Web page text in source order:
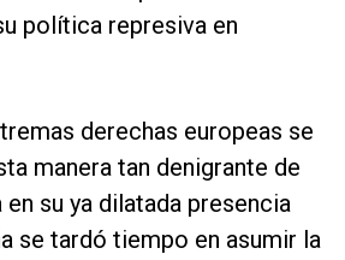
política represiva en
derechas europeas se
manera tan denigrante de
su ya dilatada presencia
se tardó tiempo en asumir la